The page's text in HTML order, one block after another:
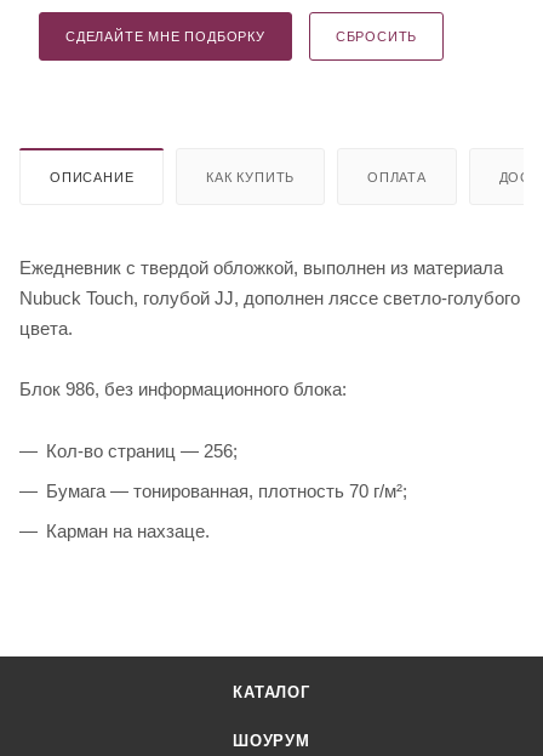
СДЕЛАЙТЕ МНЕ ПОДБОРКУ СБРОСИТЬ
ОПИСАНИЕ КАК КУПИТЬ ОПЛАТА
Ежедневник с твердой обложкой, выполнен из материала
Nubuck Touch, голубой JJ, дополнен ляссе светло-голубого
цвета.
Блок 986, без информационного блока:
Кол-во страниц — 256;
Бумага — тонированная, плотность 70 г/м²;
Карман на нахзаце.
КАТАЛОГ
ШОУРУМ